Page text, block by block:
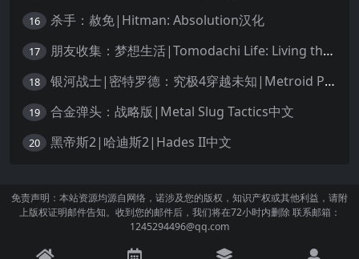
16 杀手：赦免|Hitman: Absolution汉化
17 朋友收集：梦想生活|Tomodachi Life: Living the Dream中文
18 银河战士|密特罗德：究极4穿越未知|Metroid Prime 4: Beyond中文
19 合金弹头：战略版|Metal Slug Tactics中文
20 黑帝斯2|哈迪斯2|Hades II中文
免责声明：本站资源均源自网络，诺涉及您的版权，知识产权或其他利益，请附
上版权证明邮件告知。收到您的邮件后，我们将在72小时内删除 联系邮箱：
1245294496@qq.com